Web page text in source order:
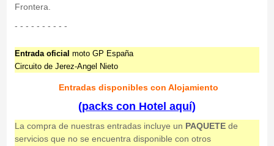
Frontera.
- - - - - - - - - -
Entrada oficial moto GP España
Circuito de Jerez-Angel Nieto
Entradasdisponibles con Alojamiento
(packs con Hotel aquí)
La compra de nuestras entradas incluye un PAQUETEde
servicios que no se encuentra disponible con otros